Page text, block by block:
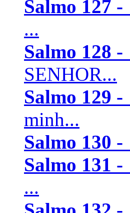
Salmo 127 -
...
Salmo 128 -
SENHOR...
Salmo 129 -
minh...
Salmo 130 -
Salmo 131 -
...